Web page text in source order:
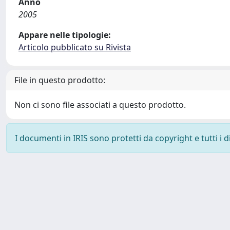
2005
Appare nelle tipologie:
Articolo pubblicato su Rivista
File in questo prodotto:
Non ci sono file associati a questo prodotto.
I documenti in IRIS sono protetti da copyright e tutti i